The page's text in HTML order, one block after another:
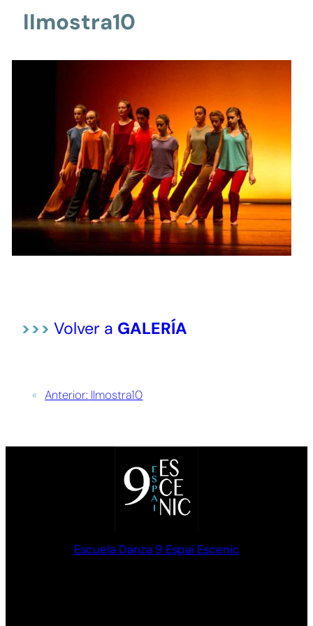
IImostra10
>>>Volver a GALERÍA
« Anterior: IImostra10
Escuela Danza 9 Espai Escenic